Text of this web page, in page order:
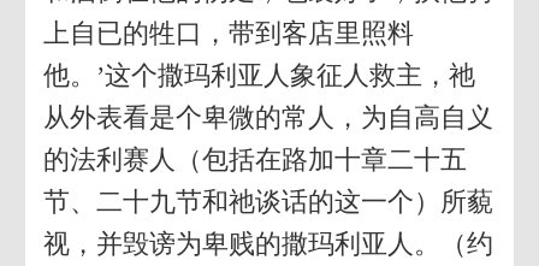
上自已的牲口，带到客店里照料
他。’这个撒玛利亚人象征人救主，祂
从外表看是个卑微的常人，为自高自义
的法利赛人（包括在路加十章二十五
节、二十九节和祂谈话的这一个）所藐
视，并毁谤为卑贱的撒玛利亚人。（约